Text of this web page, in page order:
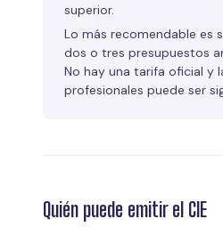
superior.
Lo más recomendable es
dos o tres presupuestos
No hay una tarifa oficial y
profesionales puede ser
Quién puede emitir el CIE